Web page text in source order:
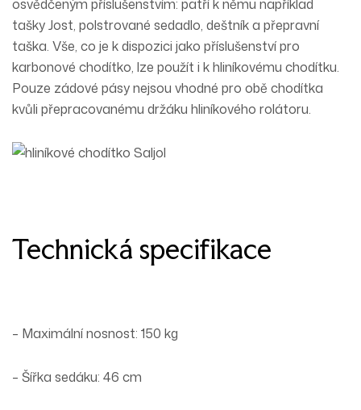
osvědčeným příslušenstvím: patří k němu například
tašky Jost, polstrované sedadlo, deštník a přepravní
taška. Vše, co je k dispozici jako příslušenství pro
karbonové chodítko, lze použít i k hliníkovému chodítku.
Pouze zádové pásynejsou vhodné pro obě chodítka
kvůli přepracovanému držáku hliníkového rolátoru.
Technická specifikace
– Maximální nosnost: 150 kg
– Šířka sedáku: 46 cm